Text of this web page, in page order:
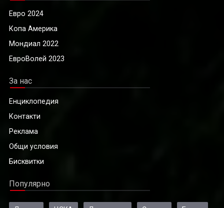
Евро 2024
Копа Америка
Мондиал 2022
ЕвроВолей 2023
За нас
Енциклопедия
Контакти
Реклама
Общи условия
Бисквитки
Популярно